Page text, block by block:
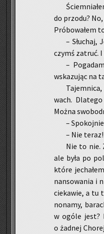
do przo­du?
Pró­bo­wa­łem
– Słu­chaj,
czymś za­truć.
–
wska­zu­jąc na
wach.
Można
–
– Nie teraz!
Nie to nie.
ale była po
które
nan­so­wa­nia i
cie­ka­wie, a tu
no­na­my,
w ogóle jest?
o żad­nej